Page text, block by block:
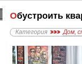
Обустроить
Категория Дом,